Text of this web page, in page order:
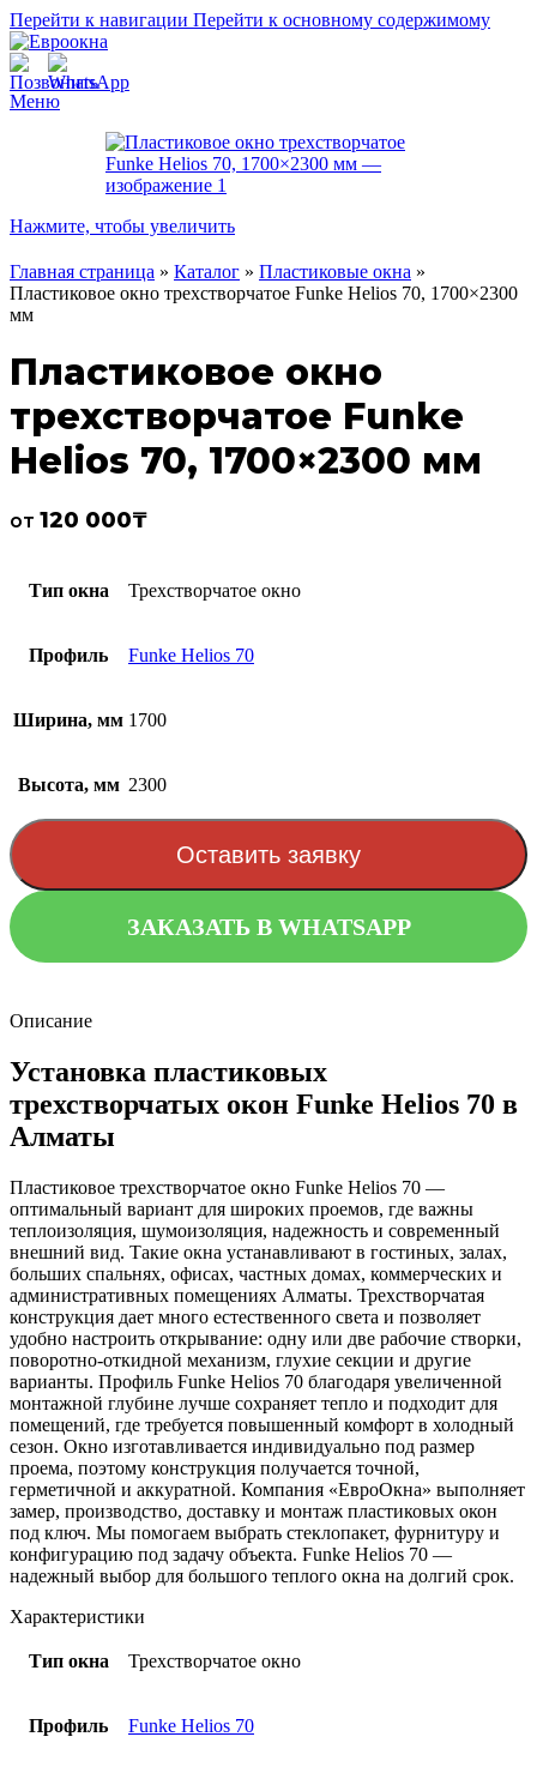
Перейти к навигации Перейти к основному содержимому
Меню
Нажмите, чтобы увеличить
Главная страница » Каталог » Пластиковые окна »
Пластиковое окно трехстворчатое Funke Helios 70, 1700×2300
мм
Пластиковое окно
трехстворчатое Funke
Helios 70, 1700×2300 мм
от 120 000₸
Тип окна Трехстворчатое окно
Профиль Funke Helios 70
Ширина, мм 1700
Высота, мм 2300
Оставить заявку
ЗАКАЗАТЬ В WHATSAPP
Описание
Установка пластиковых
трехстворчатых окон Funke Helios 70 в
Алматы
Пластиковое трехстворчатое окно Funke Helios 70 —
оптимальный вариант для широких проемов, где важны
теплоизоляция, шумоизоляция, надежность и современный
внешний вид. Такие окна устанавливают в гостиных, залах,
больших спальнях, офисах, частных домах, коммерческих и
административных помещениях Алматы. Трехстворчатая
конструкция дает много естественного света и позволяет
удобно настроить открывание: одну или две рабочие створки,
поворотно-откидной механизм, глухие секции и другие
варианты. Профиль Funke Helios 70 благодаря увеличенной
монтажной глубине лучше сохраняет тепло и подходит для
помещений, где требуется повышенный комфорт в холодный
сезон. Окно изготавливается индивидуально под размер
проема, поэтому конструкция получается точной,
герметичной и аккуратной. Компания «ЕвроОкна» выполняет
замер, производство, доставку и монтаж пластиковых окон
под ключ. Мы помогаем выбрать стеклопакет, фурнитуру и
конфигурацию под задачу объекта. Funke Helios 70 —
надежный выбор для большого теплого окна на долгий срок.
Характеристики
Тип окна Трехстворчатое окно
Профиль Funke Helios 70